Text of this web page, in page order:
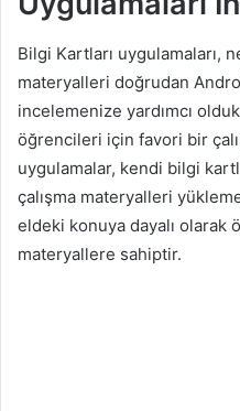
Bilgi Kartları uygulamaları,
materyalleri doğrudan
incelemenize yardımcı
öğrencileri için favori bir
uygulamalar, kendi bilgi
çalışma materyalleri
eldeki konuya dayalı olarak
materyallere sahiptir.